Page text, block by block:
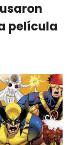
película